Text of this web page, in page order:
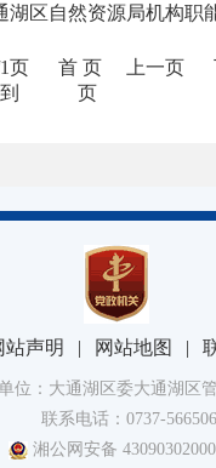
湖区自然资源局机构职
页 首 页 上一页
页
站声明 | 网站地图 |
位：大通湖区委大通湖区
联系电话：0737-
湘公网安备